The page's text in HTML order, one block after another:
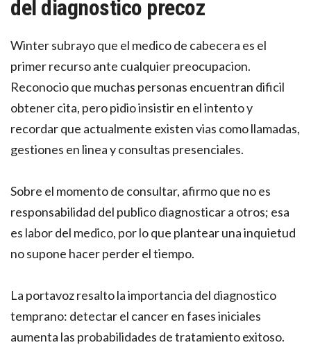
del diagnostico precoz
Winter subrayo que el medico de cabecera es el
primer recurso ante cualquier preocupacion.
Reconocio que muchas personas encuentran dificil
obtener cita, pero pidio insistir en el intento y
recordar que actualmente existen vias como llamadas,
gestiones en linea y consultas presenciales.
Sobre el momento de consultar, afirmo que no es
responsabilidad del publico diagnosticar a otros; esa
es labor del medico, por lo que plantear una inquietud
no supone hacer perder el tiempo.
La portavoz resalto la importancia del diagnostico
temprano: detectar el cancer en fases iniciales
aumenta las probabilidades de tratamiento exitoso.